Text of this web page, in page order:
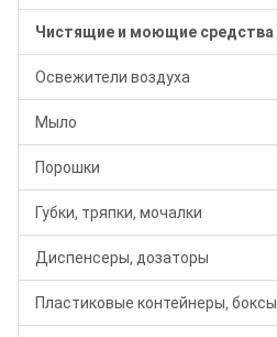
Чистящие и моющие средства
Освежители воздуха
Мыло
Порошки
Губки, тряпки, мочалки
Диспенсеры, дозаторы
Пластиковые контейнеры, боксы